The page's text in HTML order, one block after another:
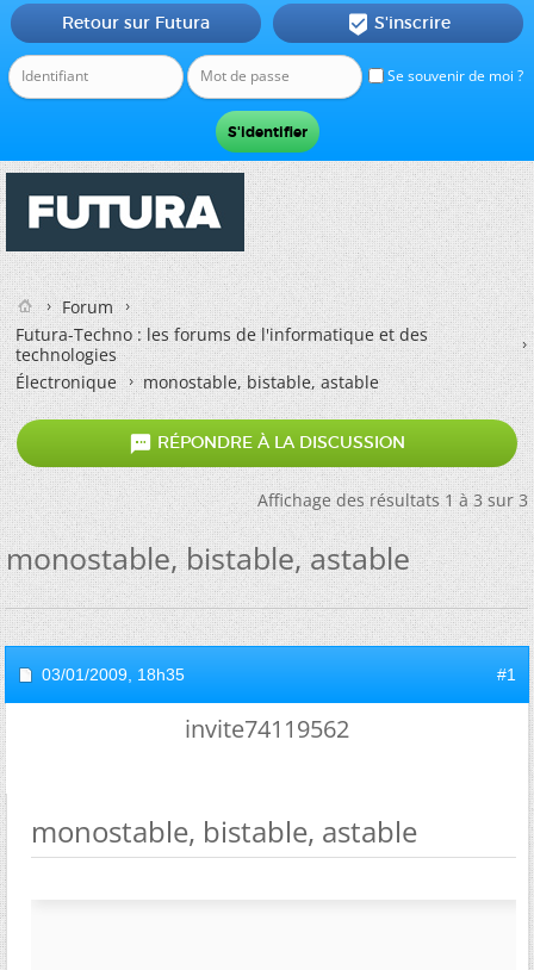
Se souvenir de moi ?
Retour sur Futura  S'inscrire
Forum
Futura-Techno : les forums de l'informatique et des
technologies
Électronique
monostable, bistable, astable
 RÉPONDRE À LA DISCUSSION
Affichage des résultats 1 à 3 sur 3
monostable, bistable, astable
03/01/2009, 18h35 #1
invite74119562
monostable, bistable, astable